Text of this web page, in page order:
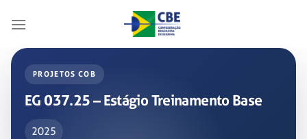
PROJETOS COB
EG 037.25 – Estágio Treinamento Base
2025